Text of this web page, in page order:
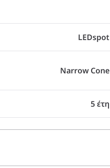
LEDspot
Narrow Cone
5 έτη